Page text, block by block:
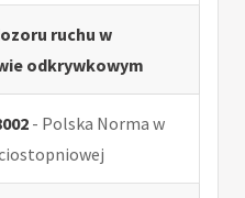
ruchu w
odkrywkowym
- Polska Norma w